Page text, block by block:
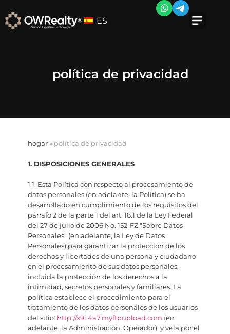
ES
política de privacidad
hogar » política de privacidad
1. DISPOSICIONES GENERALES
1.1. Esta Política con respecto al procesamiento de
datos personales (en adelante, la Política) se ha
desarrollado en cumplimiento de los requisitos del
párrafo 2 de la parte 1 del art. 18.1 de la Ley Federal
del 27 de julio de 2006 No. 152-FZ "Sobre Datos
Personales" (en adelante, la Ley de Datos
Personales) para garantizar la protección de los
derechos y libertades de una persona y ciudadano
en el procesamiento de sus datos personales,
incluida la protección de los derechos a la
intimidad, secretos personales y familiares. La
política establece el procedimiento para el
tratamiento de los datos personales de los usuarios
del sitio: http://x9i.4a7.myftpupload.com (en
adelante, la Administración, Operador), y vela por el